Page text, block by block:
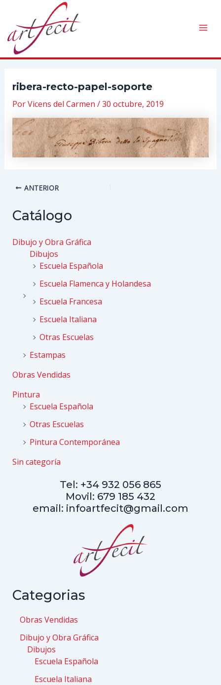
contenido
ribera-recto-papel-soporte
PorVicens del Carmen /30 octubre, 2019
Navegación
entradas
ANTERIOR
Catálogo
Dibujo y Obra Gráfica
Dibujos
Escuela Española
Escuela Flamenca y Holandesa
Escuela Francesa
Escuela Italiana
Otras Escuelas
Estampas
Obras Vendidas
Pintura
Escuela Española
Otras Escuelas
Pintura Contemporánea
Sin categoría
Tel: +34 932 056 865
Movil: 679 185 432
email: infoartfecit@gmail.com
Categorias
Obras Vendidas
Dibujo y Obra Gráfica
Dibujos
Escuela Española
Escuela Italiana